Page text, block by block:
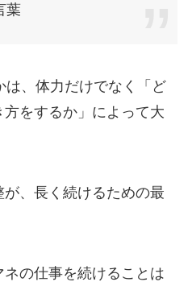
葉
は、体力だけでなく「ど
をするか」によって大
、長く続けるための最
の仕事を続けることは